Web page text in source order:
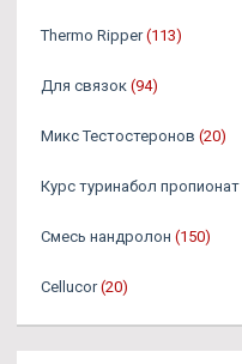
Thermo Ripper (113)
Для связок (94)
Микс Тестостеронов (20)
Курс туринабол пропионат
Смесь нандролон (150)
Cellucor (20)